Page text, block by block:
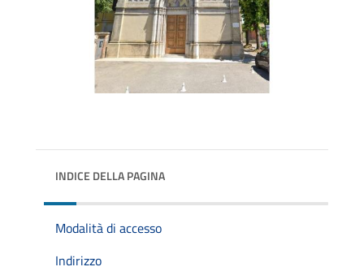
INDICE DELLA PAGINA
Modalità di accesso
Indirizzo